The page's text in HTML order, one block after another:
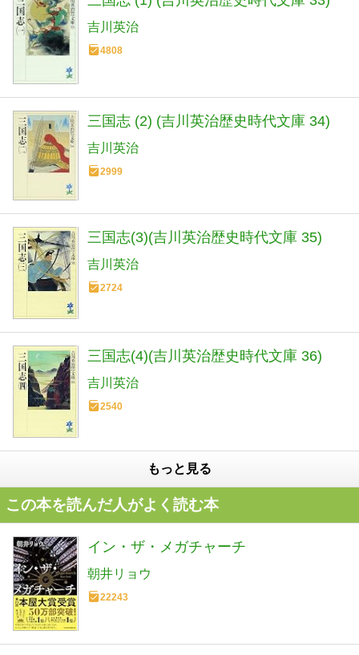
吉川英治
4808
三国志 (2) (吉川英治歴史時代文庫 34)
吉川英治
2999
三国志(3)(吉川英治歴史時代文庫 35)
吉川英治
2724
三国志(4)(吉川英治歴史時代文庫 36)
吉川英治
2540
もっと見る
この本を読んだ人がよく読む本
イン・ザ・メガチャーチ
朝井リョウ
22243